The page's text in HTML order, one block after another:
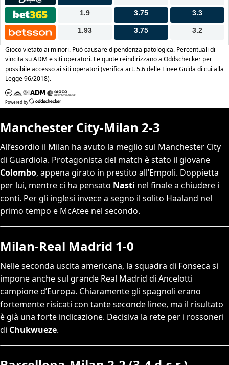
Manchester City-Milan 2-3
All’esordio il Milan ha avuto la meglio sul Manchester City
di Guardiola. Protagonista del match è stato il giovane
Colombo, appena girato in prestito all’Empoli. Doppietta
per lui, mentre ci ha pensato Nasti nel finale a chiudere i
conti. Per gli inglesi invece a segno il solito Haaland nel
primo tempo e McAtee nel secondo.
Milan-Real Madrid 1-0
Nelle seconda uscita americana, la squadra di Fonseca si
impone anche sul grande Real Madrid di Ancelotti
campione d’Europa. Chiaramente gli spagnoli erano
fortemente risicati con tante seconde linee, ma il risultato
è già una forte indicazione. Decisiva la rete per i rossoneri
di Chukwueze.